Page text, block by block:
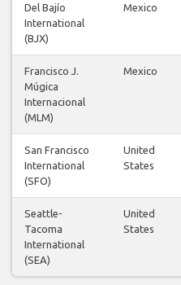
Del Bajío
International
(BJX)
Mexico
Francisco J.
Múgica
Internacional
(MLM)
Mexico
San Francisco
International
(SFO)
United
States
Seattle-
Tacoma
International
(SEA)
United
States